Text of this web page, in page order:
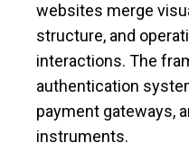
websites merge
structure, and
interactions. The
authentication
payment gateways,
instruments.